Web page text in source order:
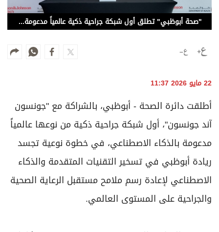
تغطيات
فيديو
بودكاست
قصة صورة
كاريكتير
برامج
عدد اليوم
مواقيت الصلاة
الأحوال الجوية
"صحة أبوظبي" تطلق أول شبكة جراحية ذكية عالمياً مدعومة بالذكاء الاصطناعي
22 مايو 2026 11:37
أطلقت دائرة الصحة - أبوظبي، بالشراكة مع "جونسون
آند جونسون"، أول شبكة جراحية ذكية من نوعها عالمياً
مدعومة بالذكاء الاصطناعي، في خطوة نوعية تجسد
ريادة أبوظبي في تسخير التقنيات المتقدمة والذكاء
الاصطناعي لإعادة رسم ملامح مستقبل الرعاية الصحية
والجراحية على المستوى العالمي.